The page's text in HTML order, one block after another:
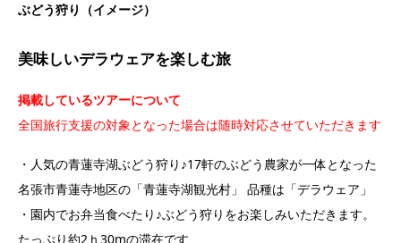
ぶどう狩り（イメージ）
美味しいデラウェアを楽しむ旅
掲載しているツアーについて
全国旅行支援の対象となった場合は随時対応させていただきます
・人気の青蓮寺湖ぶどう狩り♪17軒のぶどう農家が一体となった
名張市青蓮寺地区の「青蓮寺湖観光村」 品種は「デラウェア」
・園内でお弁当食べたり♪ぶどう狩りをお楽しみいただきます。
たっぷり約2ｈ30mの滞在です